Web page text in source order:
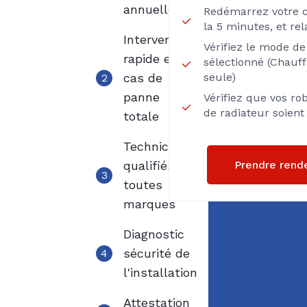
Redémarrez votre
la 5 minutes, et
Vérifiez le mode
sélectionné
seule)
Vérifiez que vos
de radiateur
Prendre
annuelle
2
Intervention
rapide en
cas de
panne
totale
3
Techniciens
qualifiés
toutes
marques
4
Diagnostic
sécurité de
l'installation
Attestation